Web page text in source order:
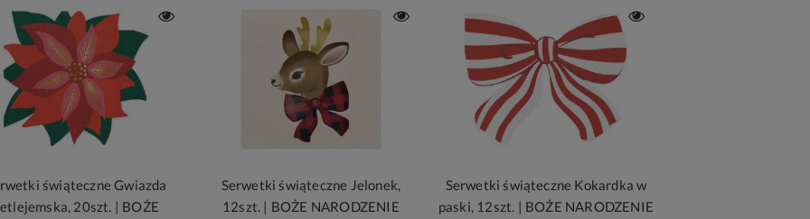
świąteczne Gwiazda
20szt. | BOŻE
Serwetki świąteczne Jelonek,
12szt. | BOŻE NARODZENIE
Serwetki świąteczne Kokardka w
paski, 12szt. | BOŻE NARODZENIE